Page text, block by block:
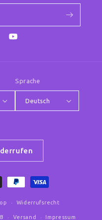
YouTube
Sprache
Deutsch
Widerrufsrecht
Versand Impressum